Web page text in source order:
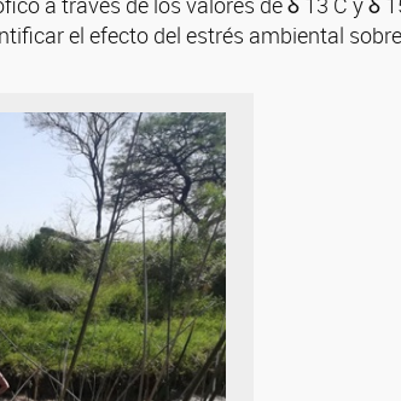
el efecto del estrés ambiental